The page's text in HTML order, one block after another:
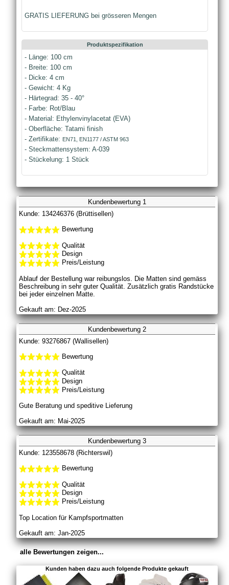
GRATIS LIEFERUNG bei grösseren Mengen
Produktspezifikation
- Länge: 100 cm
- Breite: 100 cm
- Dicke: 4 cm
- Gewicht: 4 Kg
- Härtegrad: 35 - 40°
- Farbe: Rot/Blau
- Material: Ethylenvinylacetat (EVA)
- Oberfläche: Tatami finish
- Zertifikate: EN71, EN1177 / ASTM 963
- Steckmattensystem: A-039
- Stückelung: 1 Stück
Kundenbewertung 1
Kunde: 134246376 (Brüttisellen)
Bewertung
Qualität
Design
Preis/Leistung
Ablauf der Bestellung war reibungslos. Die Matten sind gemäss
Beschreibung in sehr guter Qualität. Zusätzlich gratis Randstücke
bei jeder einzelnen Matte.
Gekauft am: Dez-2025
Kundenbewertung 2
Kunde: 93276867 (Wallisellen)
Bewertung
Qualität
Design
Preis/Leistung
Gute Beratung und speditive Lieferung
Gekauft am: Mai-2025
Kundenbewertung 3
Kunde: 123558678 (Richterswil)
Bewertung
Qualität
Design
Preis/Leistung
Top Location für Kampfsportmatten
Gekauft am: Jan-2025
alle Bewertungen zeigen...
Kunden haben dazu auch folgende Produkte gekauft